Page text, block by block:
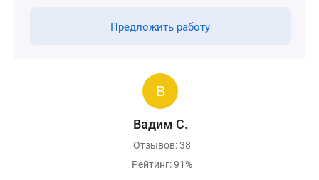
Предложить работу
Вадим С.
Отзывов: 38
Рейтинг: 91%